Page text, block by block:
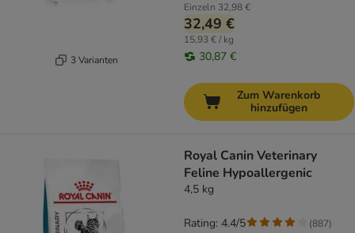
3 Varianten
Einzeln 32,98 €
32,49 €
15,93 € / kg
30,87 €
Zum Warenkorb
hinzufügen
Royal Canin Veterinary
Feline Hypoallergenic
4,5 kg
Rating: 4.4/5 (887)